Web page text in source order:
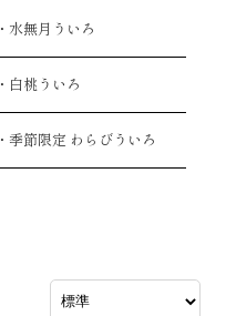
・水無月ういろ
・白桃ういろ
・季節限定 わらびういろ